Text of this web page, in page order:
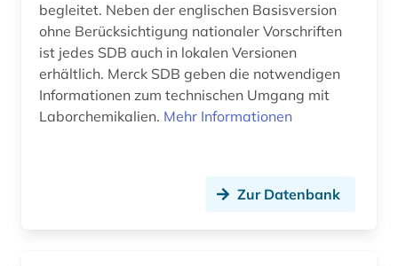
produktqualität (1)
produktsicherheit (1)
begleitet. Neben der englischen Basisversion
ohne Berücksichtigung nationaler Vorschriften
ist jedes SDB auch in lokalen Versionen
erhältlich. Merck SDB geben die notwendigen
Informationen zum technischen Umgang mit
Laborchemikalien. Mehr Informationen
Zur Datenbank